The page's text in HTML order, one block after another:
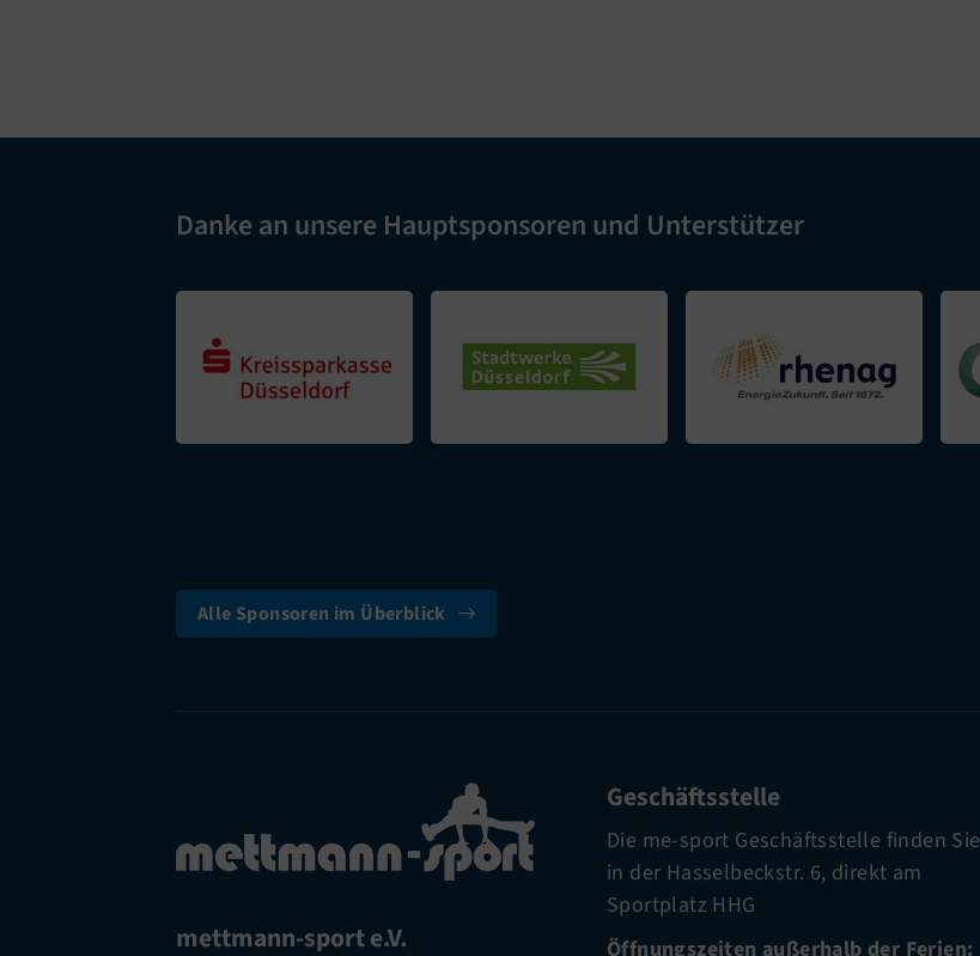
Danke an unsere Hauptsponsoren und Unterstützer
Alle Sponsoren im Überblick
mettmann-sport e.V.
Geschäftsstelle
Die me-sport Geschäftsstelle finden Sie
in der Hasselbeckstr. 6, direkt am
Sportplatz HHG
Öffnungszeiten außerhalb der Ferien: